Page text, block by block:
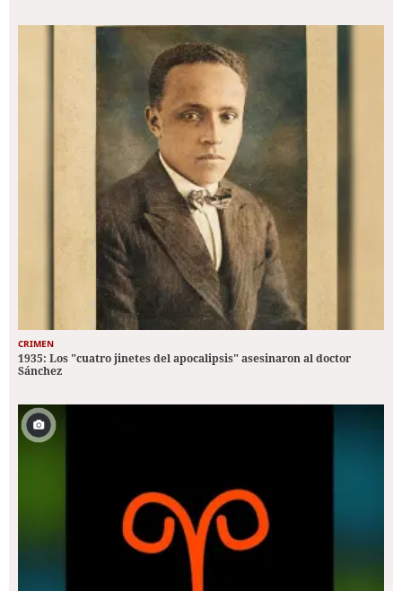
CRIMEN
1935: Los "cuatro jinetes del apocalipsis" asesinaron al doctor
Sánchez